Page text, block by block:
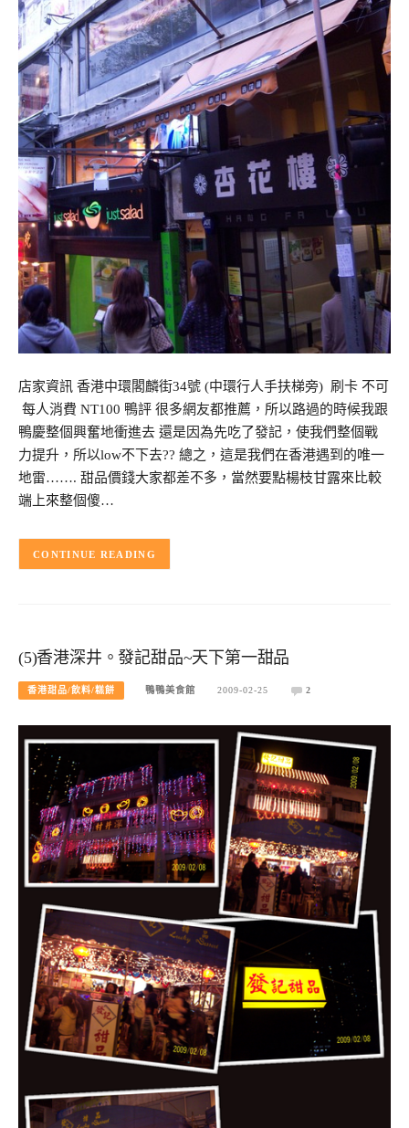
店家資訊 香港中環閣麟街34號 (中環行人手扶梯旁) 刷卡 不可
每人消費 NT100 鴨評 很多網友都推薦，所以路過的時候我跟
鴨慶整個興奮地衝進去 還是因為先吃了發記，使我們整個戰
力提升，所以low不下去?? 總之，這是我們在香港遇到的唯一
地雷……. 甜品價錢大家都差不多，當然要點楊枝甘露來比較
端上來整個傻…
CONTINUE READING
(5)香港深井。發記甜品~天下第一甜品
香港甜品/飲料/糕餅 鴨鴨美食館 2009-02-25 2